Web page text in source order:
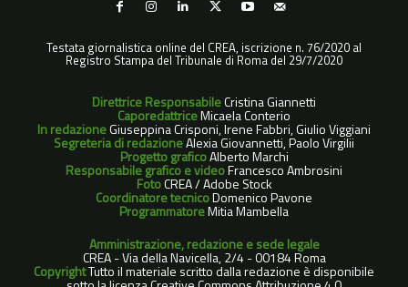
Testata giornalistica online del CREA, iscrizione n. 76/2020 al
Registro Stampa del Tribunale di Roma del 29/7/2020
Direttrice ResponsabileCristina Giannetti
CaporedattriceMicaela Conterio
In redazioneGiuseppina Crisponi, Irene Fabbri, Giulio Viggiani
Segreteria di redazioneAlexia Giovannetti, Paolo Virgilii
Progetto graficoAlberto Marchi
Responsabile grafico e videoFrancesco Ambrosini
FotoCREA / Adobe Stock
Coordinatore tecnicoDomenico Pavone
ProgrammatoreMitia Mambella
Amministrazione, redazione e sede legale
CREA - Via della Navicella, 2/4 - 00184 Roma
CopyrightTutto il materiale scritto dalla redazione è disponibile